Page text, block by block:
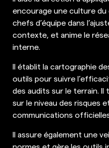
encourage une culture
chefs d’équipe dans
contexte, et anime le
interne.
Il établit la cartographie
outils pour suivre
des audits sur le terrain.
sur le niveau des risques
communications
Il assure également une